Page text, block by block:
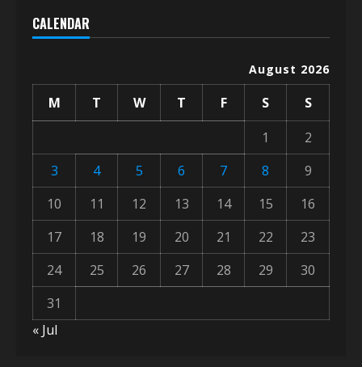
CALENDAR
August 2026
M T W T F S
S
1
2
3
4 5 6 7 8
9
10
11 12 13 14 15
16
17
18 19 20 21 22
23
24
25 26 27 28 29
30
31
« Jul